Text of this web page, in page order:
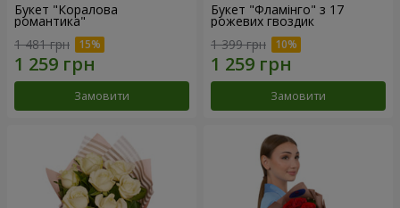
Букет "Коралова
романтика"
1 481 грн
Замовити
Букет "Фламінго" з 17
рожевих гвоздик
1 399 грн
Замовити